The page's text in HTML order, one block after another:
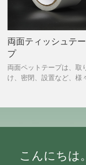
取り揃えています。
両面ティッシュテー
プ
両面ペットテープは、取
け、密閉、設置など、様
種類によっては一時的ま
いことが多いです。
ブランドから、様々な用
応する様々なサイズのテ
こんにちは